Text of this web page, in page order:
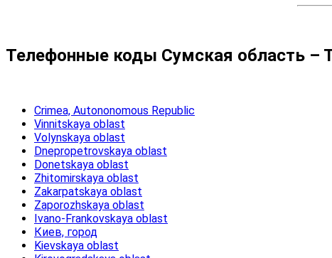
Телефонные коды Сумская область –
Crimea, Autononomous Republic
Vinnitskaya oblast
Volynskaya oblast
Dnepropetrovskaya oblast
Donetskaya oblast
Zhitomirskaya oblast
Zakarpatskaya oblast
Zaporozhskaya oblast
Ivano-Frankovskaya oblast
Киев, город
Kievskaya oblast